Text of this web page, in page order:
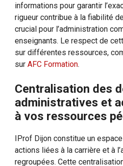
informations pour garantir
rigueur contribue à la fiabilité
crucial pour l’administration
enseignants. Le respect de
sur différentes ressources,
sur AFC Formation.
Centralisation des
administratives et
à vos ressources
IProf Dijon constitue un
actions liées à la carrière et à
regroupées. Cette